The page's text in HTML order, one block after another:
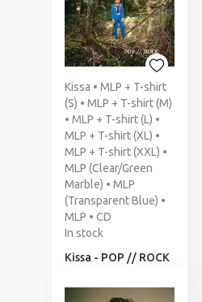
Kissa • MLP + T-shirt
(S) • MLP + T-shirt (M)
• MLP + T-shirt (L) •
MLP + T-shirt (XL) •
MLP + T-shirt (XXL) •
MLP (Clear/Green
Marble) • MLP
(Transparent Blue) •
MLP • CD
In stock
Kissa - POP // ROCK